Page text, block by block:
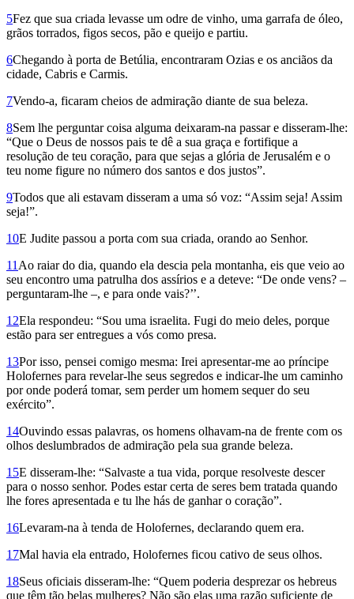
5Fez que sua criada levasse um odre de vinho, uma garrafa de óleo,
grãos torrados, figos secos, pão e queijo e partiu.
6Chegando à porta de Betúlia, encontraram Ozias e os anciãos da
cidade, Cabris e Carmis.
7Vendo-a, ficaram cheios de admiração diante de sua beleza.
8Sem lhe perguntar coisa alguma deixaram-na passar e disseram-lhe:
“Que o Deus de nossos pais te dê a sua graça e fortifique a
resolução de teu coração, para que sejas a glória de Jerusalém e o
teu nome figure no número dos santos e dos justos”.
9Todos que ali estavam disseram a uma só voz: “Assim seja! Assim
seja!”.
10E Judite passou a porta com sua criada, orando ao Senhor.
11 Ao raiar do dia, quando ela descia pela montanha, eis que veio ao
seu encontro uma patrulha dos assírios e a deteve: “De onde vens? –
perguntaram-lhe –, e para onde vais?’’.
12Ela respondeu: “Sou uma israelita. Fugi do meio deles, porque
estão para ser entregues a vós como presa.
13Por isso, pensei comigo mesma: Irei apresentar-me ao príncipe
Holofernes para revelar-lhe seus segredos e indicar-lhe um caminho
por onde poderá tomar, sem perder um homem sequer do seu
exército”.
14Ouvindo essas palavras, os homens olhavam-na de frente com os
olhos deslumbrados de admiração pela sua grande beleza.
15E disseram-lhe: “Salvaste a tua vida, porque resolveste descer
para o nosso senhor. Podes estar certa de seres bem tratada quando
lhe fores apresentada e tu lhe hás de ganhar o coração”.
16Levaram-na à tenda de Holofernes, declarando quem era.
17Mal havia ela entrado, Holofernes ficou cativo de seus olhos.
18Seus oficiais disseram-lhe: “Quem poderia desprezar os hebreus
que têm tão belas mulheres? Não são elas uma razão suficiente de